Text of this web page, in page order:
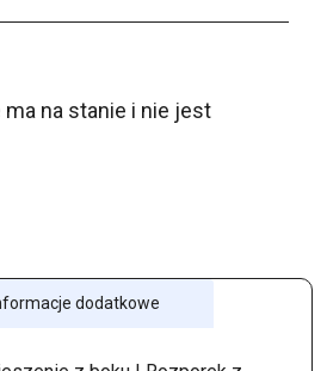
na stanie i nie jest
dodatkowe